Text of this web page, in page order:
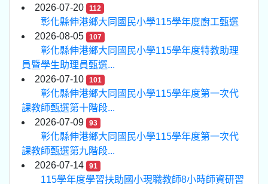
2026-07-20
112
彰化縣伸港鄉大同國民小學115學年度廚工甄選
2026-08-05
107
彰化縣伸港鄉大同國民小學115學年度特教助理
員暨學生助理員甄選...
2026-07-10
101
彰化縣伸港鄉大同國民小學115學年度第一次代
課教師甄選第十階段...
2026-07-09
93
彰化縣伸港鄉大同國民小學115學年度第一次代
課教師甄選第九階段...
2026-07-14
91
115學年度學習扶助國小現職教師8小時師資研習